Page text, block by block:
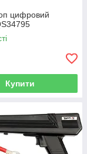
цифровий
Купити